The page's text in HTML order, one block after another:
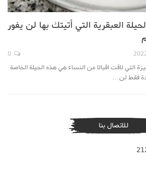
العبقرية التي أتيتك بها لن يفور
التي لاقت اقبالا من النساء هي هذه الحيلة الخاصة
فقط لن…
للاتصال بنا